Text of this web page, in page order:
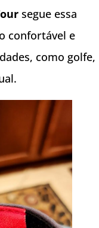
segue essa
confortável e
como golfe,